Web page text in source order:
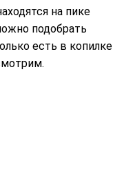
на пике
подобрать
есть в копилке